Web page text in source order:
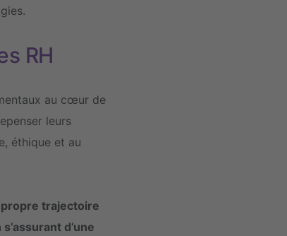
RH
au cœur de
leurs
éthique et au
propre trajectoire
d’une